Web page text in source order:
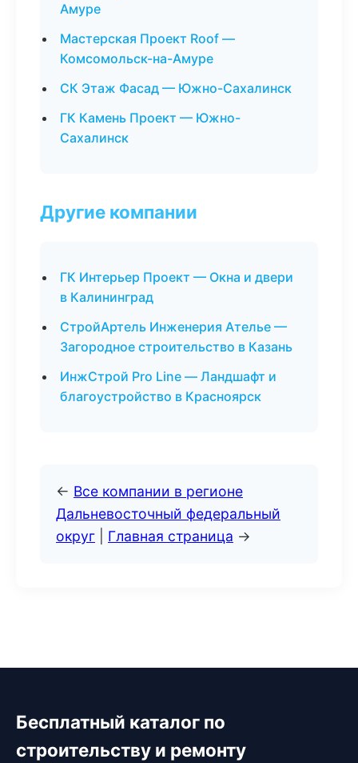
Амуре
Мастерская Проект Roof —
Комсомольск-на-Амуре
СК Этаж Фасад — Южно-Сахалинск
ГК Камень Проект — Южно-
Сахалинск
Другие компании
ГК Интерьер Проект — Окна и двери
в Калининград
СтройАртель Инженерия Ателье —
Загородное строительство в Казань
ИнжСтрой Pro Line — Ландшафт и
благоустройство в Красноярск
← Все компании в регионе
Дальневосточный федеральный
округ
Главная страница →
Бесплатный каталог по
строительству и ремонту